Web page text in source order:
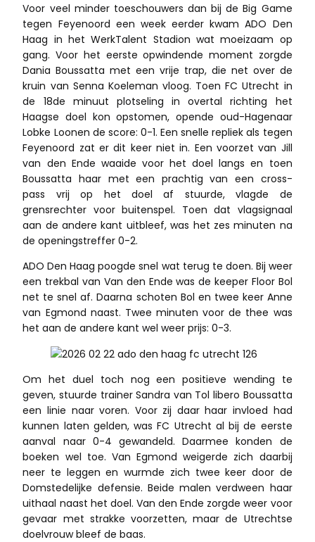
Voor veel minder toeschouwers dan bij de Big Game
tegen Feyenoord een week eerder kwam ADO Den
Haag in het WerkTalent Stadion wat moeizaam op
gang. Voor het eerste opwindende moment zorgde
Dania Boussatta met een vrije trap, die net over de
kruin van Senna Koeleman vloog. Toen FC Utrecht in
de 18de minuut plotseling in overtal richting het
Haagse doel kon opstomen, opende oud-Hagenaar
Lobke Loonen de score: 0-1. Een snelle repliek als tegen
Feyenoord zat er dit keer niet in. Een voorzet van Jill
van den Ende waaide voor het doel langs en toen
Boussatta haar met een prachtig van een cross-
pass vrij op het doel af stuurde, vlagde de
grensrechter voor buitenspel. Toen dat vlagsignaal
aan de andere kant uitbleef, was het zes minuten na
de openingstreffer 0-2.
ADO Den Haag poogde snel wat terug te doen. Bij weer
een trekbal van Van den Ende was de keeper Floor Bol
net te snel af. Daarna schoten Bol en twee keer Anne
van Egmond naast. Twee minuten voor de thee was
het aan de andere kant wel weer prijs: 0-3.
Om het duel toch nog een positieve wending te
geven, stuurde trainer Sandra van Tol libero Boussatta
een linie naar voren. Voor zij daar haar invloed had
kunnen laten gelden, was FC Utrecht al bij de eerste
aanval naar 0-4 gewandeld. Daarmee konden de
boeken wel toe. Van Egmond weigerde zich daarbij
neer te leggen en wurmde zich twee keer door de
Domstedelijke defensie. Beide malen verdween haar
uithaal naast het doel. Van den Ende zorgde weer voor
gevaar met strakke voorzetten, maar de Utrechtse
doelvrouw bleef de baas.